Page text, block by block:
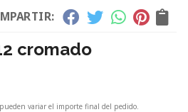
cromado
pueden variar el importe final del pedido.